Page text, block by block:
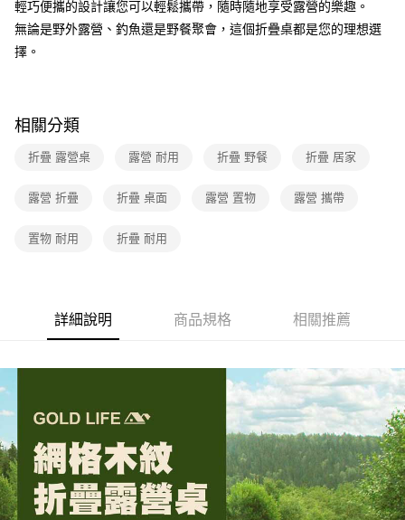
輕巧便攜的設計讓您可以輕鬆攜帶，隨時隨地享受露營的樂趣。
無論是野外露營、釣魚還是野餐聚會，這個折疊桌都是您的理想選
擇。
相關分類
折疊 露營桌 露營 耐用 折疊 野餐 折疊 居家
露營 折疊 折疊 桌面 露營 置物 露營 攜帶
置物 耐用 折疊 耐用
詳細說明 商品規格 相關推薦